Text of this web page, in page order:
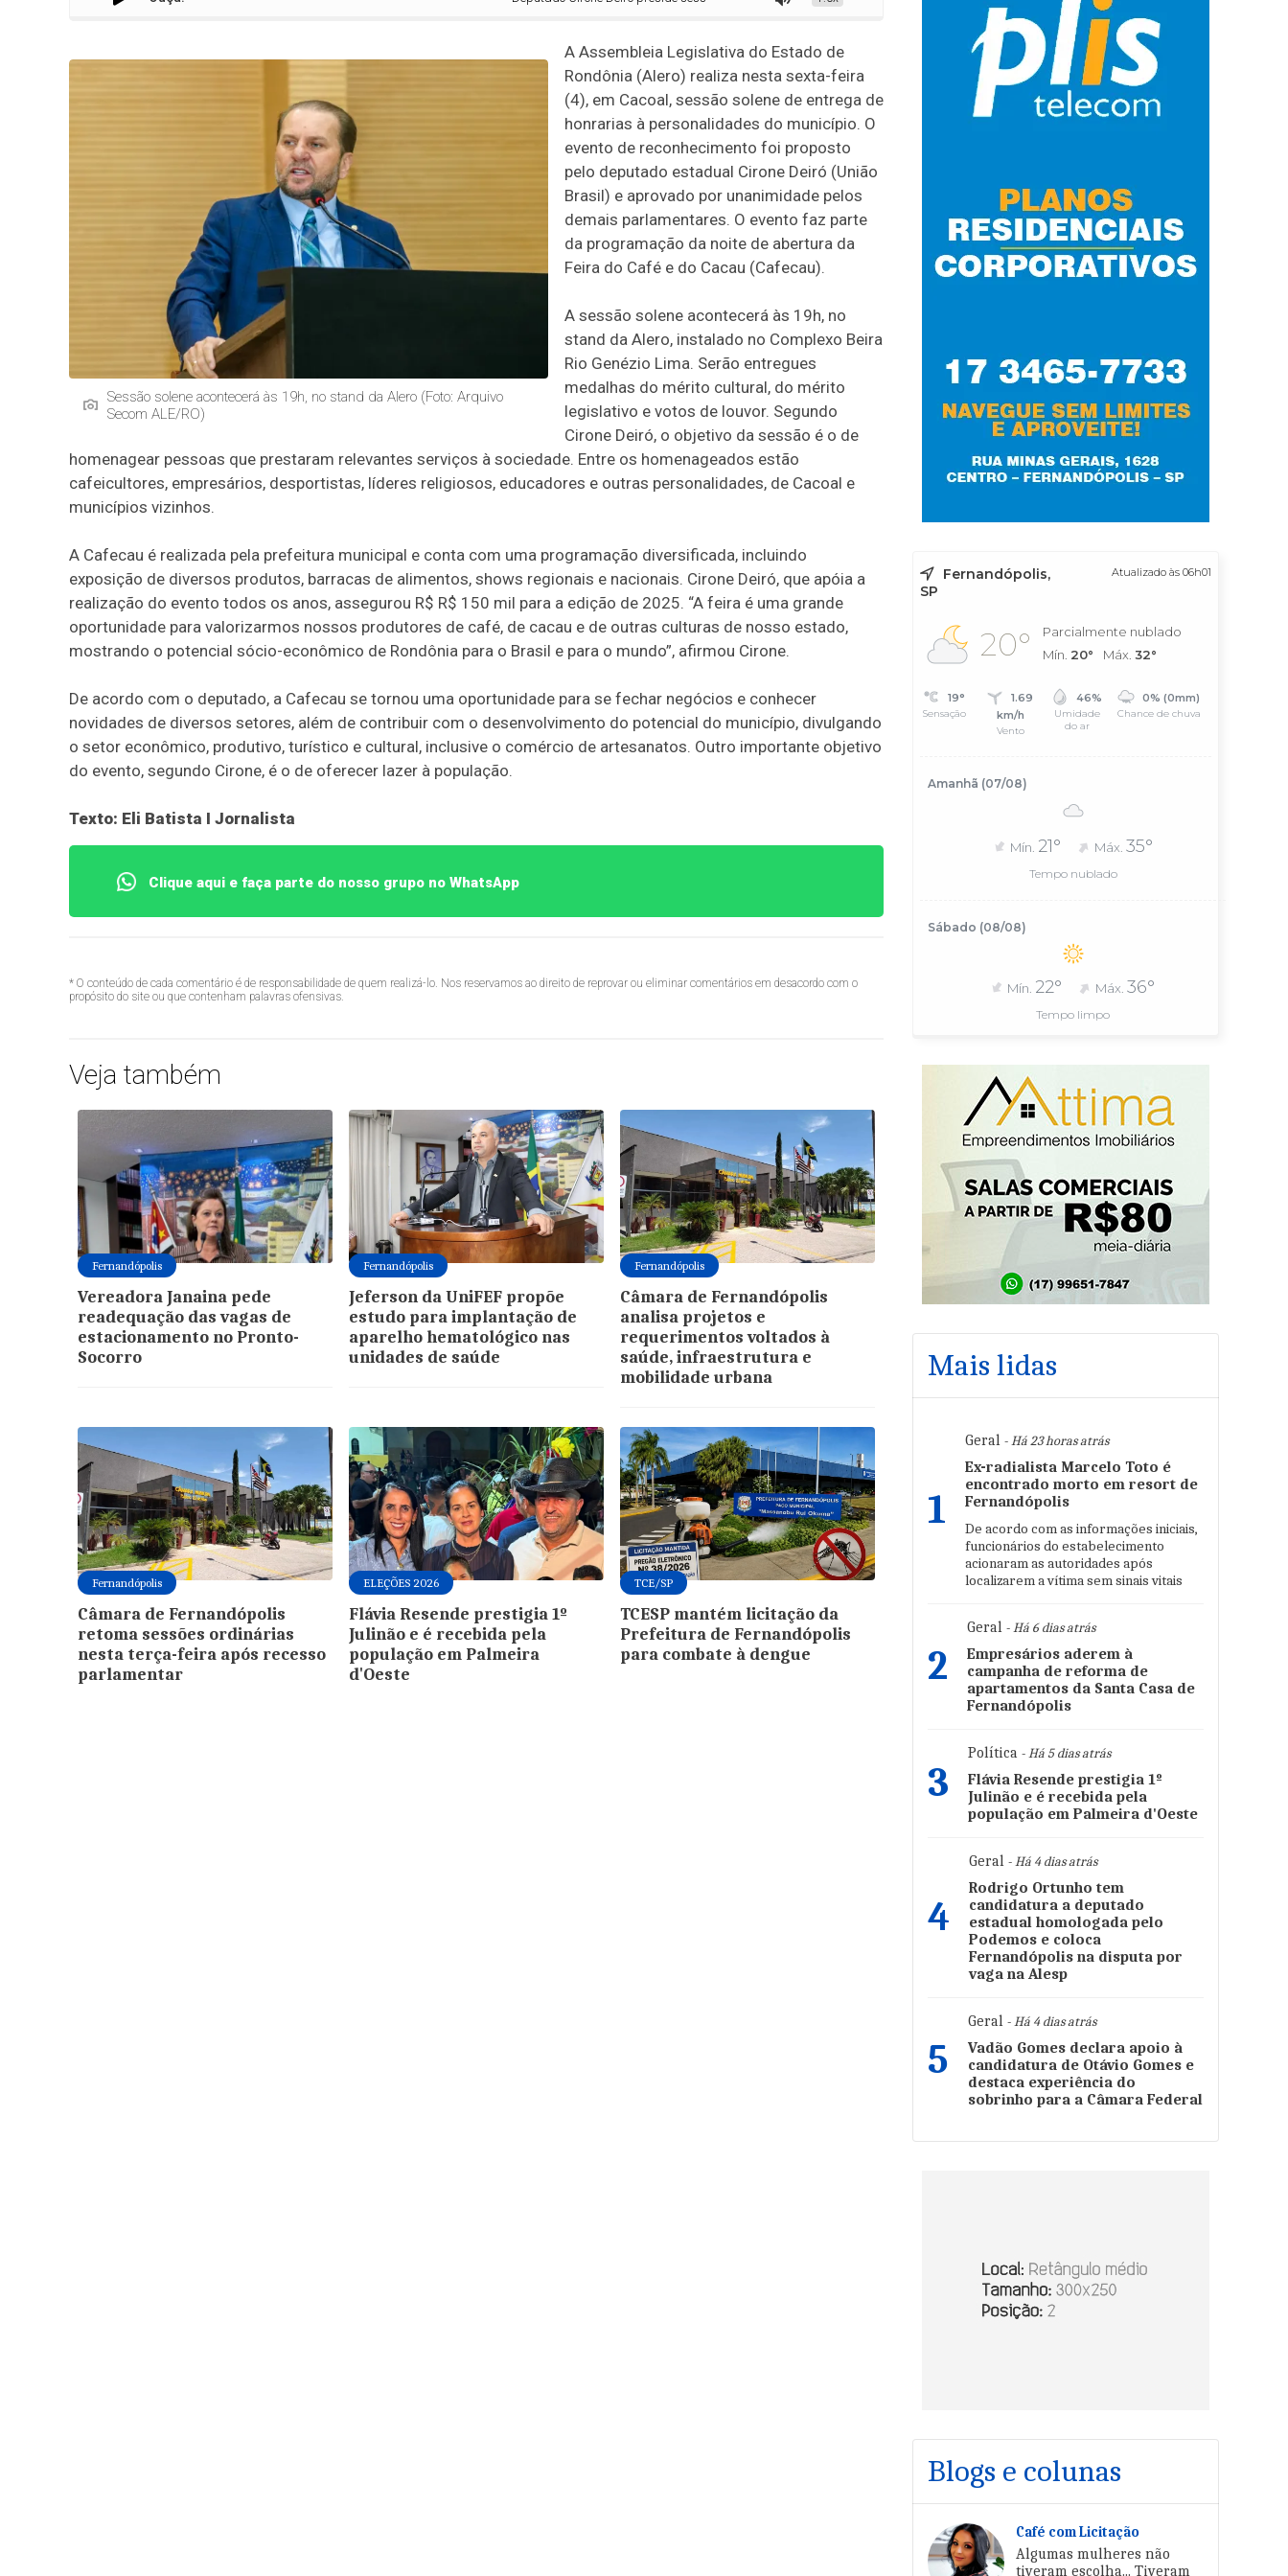
Sessão solene acontecerá às 19h, no stand da Alero (Foto: Arquivo
Secom ALE/RO)
A Assembleia Legislativa do Estado de
Rondônia (Alero) realiza nesta sexta-feira
(4), em Cacoal, sessão solene de entrega de
honrarias à personalidades do município. O
evento de reconhecimento foi proposto
pelo deputado estadual Cirone Deiró (União
Brasil) e aprovado por unanimidade pelos
demais parlamentares. O evento faz parte
da programação da noite de abertura da
Feira do Café e do Cacau (Cafecau).
A sessão solene acontecerá às 19h, no
stand da Alero, instalado no Complexo Beira
Rio Genézio Lima. Serão entregues
medalhas do mérito cultural, do mérito
legislativo e votos de louvor. Segundo
Cirone Deiró, o objetivo da sessão é o de
homenagear pessoas que prestaram relevantes serviços à sociedade. Entre os homenageados estão
cafeicultores, empresários, desportistas, líderes religiosos, educadores e outras personalidades, de Cacoal e
municípios vizinhos.
A Cafecau é realizada pela prefeitura municipal e conta com uma programação diversificada, incluindo
exposição de diversos produtos, barracas de alimentos, shows regionais e nacionais. Cirone Deiró, que apóia a
realização do evento todos os anos, assegurou R$ R$ 150 mil para a edição de 2025. “A feira é uma grande
oportunidade para valorizarmos nossos produtores de café, de cacau e de outras culturas de nosso estado,
mostrando o potencial sócio-econômico de Rondônia para o Brasil e para o mundo”, afirmou Cirone.
De acordo com o deputado, a Cafecau se tornou uma oportunidade para se fechar negócios e conhecer
novidades de diversos setores, além de contribuir com o desenvolvimento do potencial do município, divulgando
o setor econômico, produtivo, turístico e cultural, inclusive o comércio de artesanatos. Outro importante objetivo
do evento, segundo Cirone, é o de oferecer lazer à população.
Texto: Eli Batista I Jornalista
Clique aqui e faça parte do nosso grupo no WhatsApp
* O conteúdo de cada comentário é de responsabilidade de quem realizá-lo. Nos reservamos ao direito de reprovar ou eliminar comentários em desacordo com o
propósito do site ou que contenham palavras ofensivas.
Veja também
Fernandópolis
Vereadora Janaina pede
readequação das vagas de
estacionamento no Pronto-
Socorro
Fernandópolis
Jeferson da UniFEF propõe
estudo para implantação de
aparelho hematológico nas
unidades de saúde
Fernandópolis
Câmara de Fernandópolis
analisa projetos e
requerimentos voltados à
saúde, infraestrutura e
mobilidade urbana
Fernandópolis
Câmara de Fernandópolis
retoma sessões ordinárias
nesta terça-feira após recesso
parlamentar
ELEÇÕES 2026
Flávia Resende prestigia 1º
Julinão e é recebida pela
população em Palmeira
d'Oeste
TCE/SP
TCESP mantém licitação da
Prefeitura de Fernandópolis
para combate à dengue
Fernandópolis,
SP
Atualizado às 06h01
20°
Parcialmente nublado
Mín. 20° Máx. 32°
19°
Sensação
1.69
km/h
Vento
46%
Umidade
do ar
0% (0mm)
Chance de chuva
Amanhã (07/08)
Mín. 21° Máx. 35°
Tempo nublado
Sábado (08/08)
Mín. 22° Máx.36°
Tempo limpo
Mais lidas
1
Geral - Há 23 horas atrás
Ex-radialista Marcelo Toto é
encontrado morto em resort de
Fernandópolis
De acordo com as informações iniciais,
funcionários do estabelecimento
acionaram as autoridades após
localizarem a vítima sem sinais vitais
2
Geral - Há 6 dias atrás
Empresários aderem à
campanha de reforma de
apartamentos da Santa Casa de
Fernandópolis
3
Política - Há 5 dias atrás
Flávia Resende prestigia 1º
Julinão e é recebida pela
população em Palmeira d'Oeste
4
Geral - Há 4 dias atrás
Rodrigo Ortunho tem
candidatura a deputado
estadual homologada pelo
Podemos e coloca
Fernandópolis na disputa por
vaga na Alesp
5
Geral - Há 4 dias atrás
Vadão Gomes declara apoio à
candidatura de Otávio Gomes e
destaca experiência do
sobrinho para a Câmara Federal
Blogs e colunas
Café com Licitação
Algumas mulheres não
tiveram escolha... Tiveram